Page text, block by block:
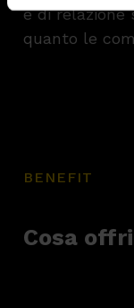
e di
quanto le
BENEFIT
Cosa